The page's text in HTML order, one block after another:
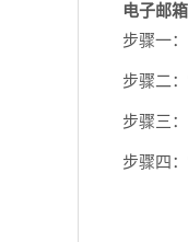
电子邮
步骤一
步骤二
步骤三
步骤四